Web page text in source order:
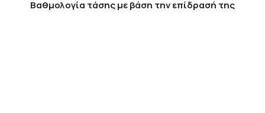
Βαθμολογία τάσης με βάση την επίδρασή της